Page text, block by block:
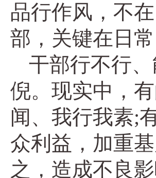
品行作风，不
部，关键在日
干部行不行
倪。现实中，
闻、我行我素;
众利益，加重
之，造成不良